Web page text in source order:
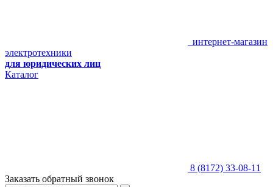
интернет-магазин
электротехники
для юридических лиц
Каталог
8 (8172) 33-08-11
Заказать обратный звонок